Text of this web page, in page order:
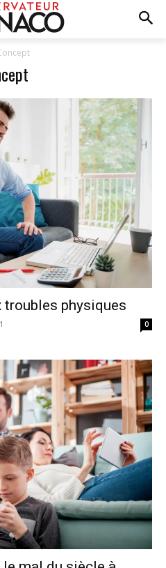
troubles physiques
0